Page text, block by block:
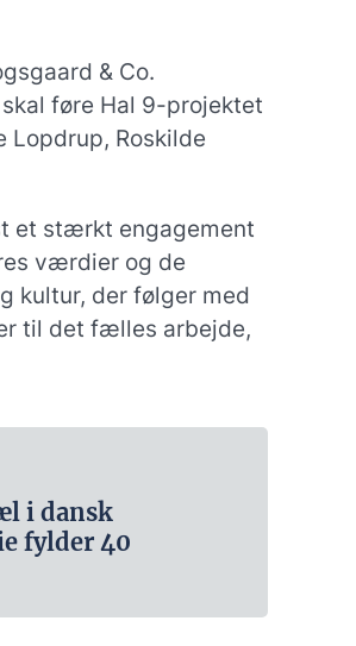
& Co.
føre Hal 9-projektet
Lopdrup, Roskilde
et stærkt engagement
værdier og de
kultur, der følger med
til det fælles arbejde,
i dansk
fylder 40